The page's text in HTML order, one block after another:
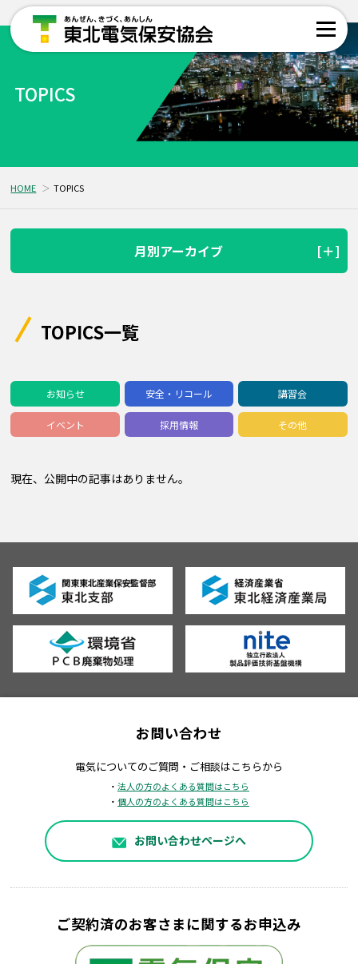
TOPICS
HOME TOPICS
月別アーカイブ
TOPICS一覧
お知らせ 安全・リコール 講習会
イベント 採用情報 その他
現在、公開中の記事はありません。
お問い合わせ
電気についてのご質問・ご相談はこちらから
・ 法人の方のよくある質問はこちら
・ 個人の方のよくある質問はこちら
お問い合わせページへ
ご契約済のお客さまに関するお申込み